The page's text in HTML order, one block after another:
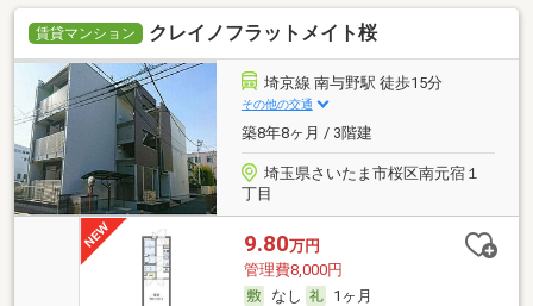
賃貸マンション クレイノフラットメイト桜
埼京線 南与野駅 徒歩15分
その他の交通
築8年8ヶ月 / 3階建
埼玉県さいたま市桜区南元宿１
丁目
9.80万円
管理費8,000円
なし
1ヶ月